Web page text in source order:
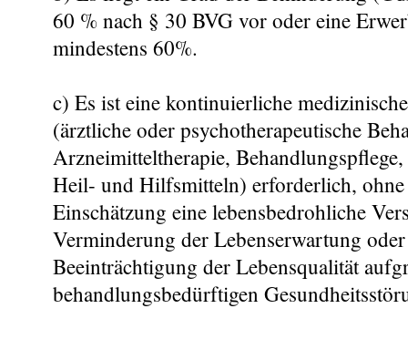
60 % nach § 30 BVG vor oder eine
mindestens 60%.
c) Es ist eine kontinuierliche
(ärztliche oder psychotherapeutische
Arzneimitteltherapie,
Heil- und Hilfsmitteln) erforderlich, ohne
Einschätzung eine lebensbedrohliche
Verminderung der Lebenserwartung
Beeinträchtigung der Lebensqualität
behandlungsbedürftigen